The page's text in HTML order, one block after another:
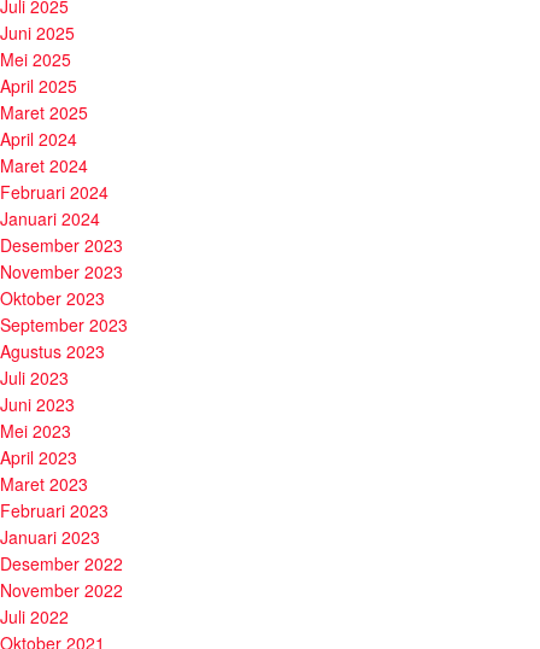
Juli 2025
Juni 2025
Mei 2025
April 2025
Maret 2025
April 2024
Maret 2024
Februari 2024
Januari 2024
Desember 2023
November 2023
Oktober 2023
September 2023
Agustus 2023
Juli 2023
Juni 2023
Mei 2023
April 2023
Maret 2023
Februari 2023
Januari 2023
Desember 2022
November 2022
Juli 2022
Oktober 2021